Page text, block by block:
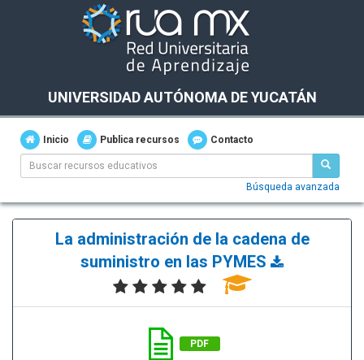
UNIVERSIDAD AUTÓNOMA DE YUCATÁN
Inicio Publica recursos Contacto
Búsqueda avanzada
La administración de la cadena de
suministro en las PYMES
PDF